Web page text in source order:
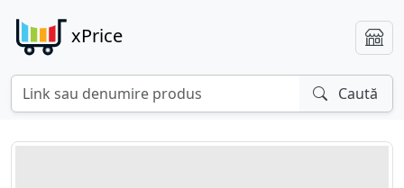
xPrice
Caută